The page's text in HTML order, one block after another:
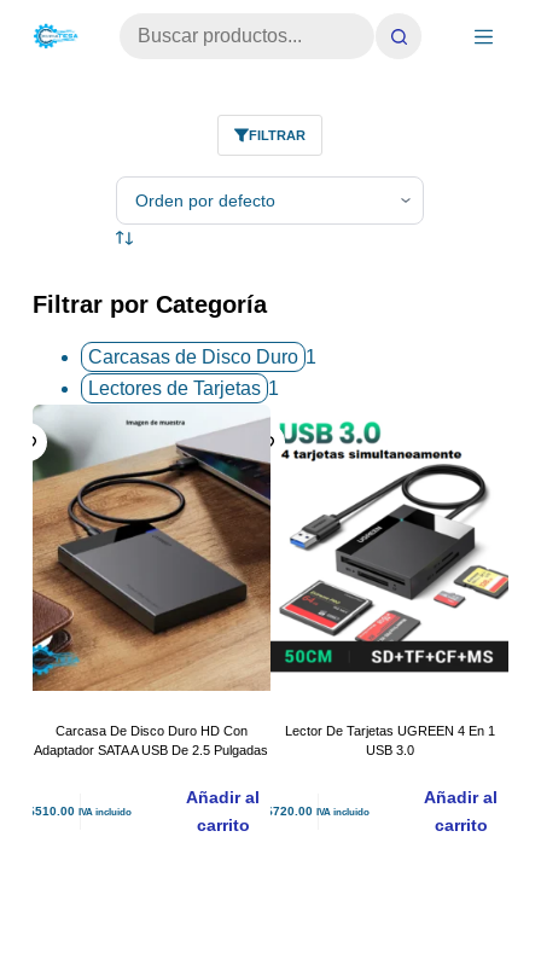
No
FILTRAR
Filtrar por Categoría
Carcasas de Disco Duro 1
Lectores de Tarjetas 1
Carcasa De Disco Duro HD Con
Adaptador SATA A USB De 2.5 Pulgadas
$510.00 IVA incluido
Añadir al
carrito
Lector De Tarjetas UGREEN 4 En 1
USB 3.0
$720.00 IVA incluido
Añadir al
carrito